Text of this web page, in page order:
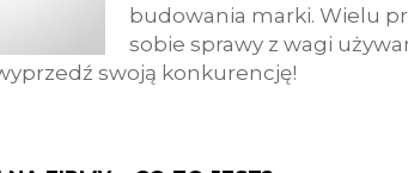
budowania marki. Wielu
sobie sprawy z wagi
swoją konkurencję!